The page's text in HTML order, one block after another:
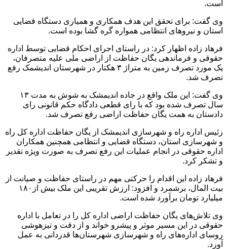
است.
وی گفت: برای تحقق این هدف همکاری و همیاری دستگاه قضایی
استان و نیروهای انتظامی همواره گره گشا بوده است.
فرهاد زاده اظهار کرد: در راستای اجرای احکام قضایی توسط اداره
حقوقی و فرماندهی یگان حفاظت از اراضی ملی علیه متصرفان،
یک مورد تصرف زمین به متراژ ۳ هکتار در شهرستان اندیشمک رفع
تصرف شد.
وی گفت: این ملک واقع در جاده اندیمشک به شوش به مدت ۱۳
سال تصرف شده بود که با رای قطعی دادگاه حکم قانونی رای
دادستان به همت یگان حفاظت اراضی رفع تصرف شد.
رئیس اداره راه و شهرسازی اندیمشک از یگان حفاظت اداره کل راه
و شهرسازی استان، دستگاه قضایی و انتظامی همچنین همکاران
اداره حقوقی در انجام عملیات این رفع تصرف به صورت ویژه تقدیر
و تشکر کرد.
فرهاد زاده این اقدام را حرکتی مهم در راستای حفاظت و صیانت از
بیت المال، برشمرد و افزود: ارزش تقریبی این ملک بیش از۱۸۰
میلیارد تومان برآورد شده است.
وی تلاش‌های یگان حفاظت اراضی اداره کل را در تعامل با اداره
حقوقی در این مسیر موثر و پیشرو خواند و از دقت و تیزهوشی
روسای اداره‌های راه و شهرسازی شهرستان‌ها قدردانی به عمل
آورد.